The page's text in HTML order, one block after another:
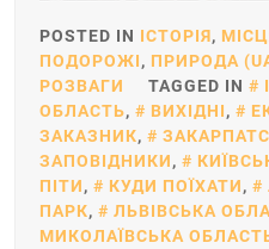
POSTED IN ІСТОРІЯ,
ПОДОРОЖІ, ПРИРОДА
РОЗВАГИ
TAGGED IN
ОБЛАСТЬ, ВИХІДНІ,
ЗАКАЗНИК,
ЗАПОВІДНИКИ,
ПІТИ, КУДИ ПОЇХАТИ,
ПАРК, ЛЬВІВСЬКА
МИКОЛАЇВСЬКА